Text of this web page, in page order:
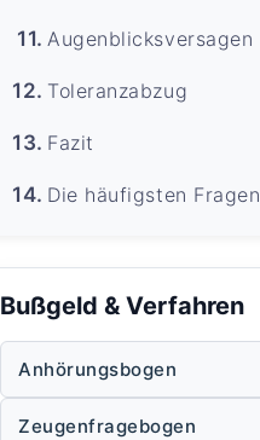
Augenblicksversagen
Toleranzabzug
Fazit
Die häufigsten Fragen
Bußgeld & Verfahren
Anhörungsbogen
Zeugenfragebogen